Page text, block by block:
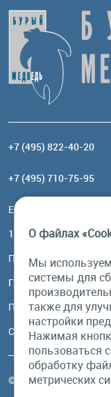
+7 (495) 822-40-20
+7 (495) 710-75-95
Email:
117485, Москва, ул.
Посмотреть на карте
График работы
Пн-Пт: с 10:00 до
Сб, Вс: выходной
© Бурый Медведь
О файлах
Мы
системы для
также для
настройки
Нажимая
пользоваться
обработку
метрических